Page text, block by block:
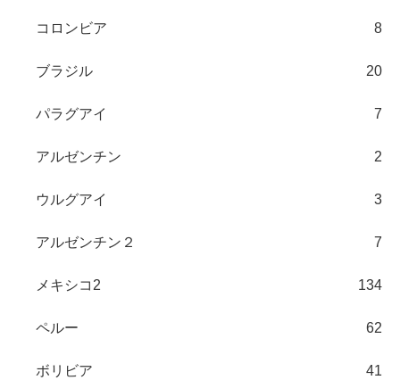
コロンビア 8
ブラジル 20
パラグアイ 7
アルゼンチン 2
ウルグアイ 3
アルゼンチン２ 7
メキシコ2 134
ペルー 62
ボリビア 41